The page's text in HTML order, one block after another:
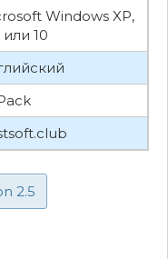
Windows XP,
или 10
2.5